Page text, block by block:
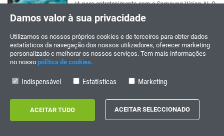
IA para entretenimento com a Samsung Vision AI. O
parceiro de uma nova era.Experimente o verdadeiro
poder da imagem com a...
285,00€
Antes: 499,00€
TQ55Q7FAAUXXC UltraHD 4K Quantum
Samsung
Damos valor à sua privacidade
Utilizamos os nossos próprios cookies e de terceiros para obter dados
estatísticos da navegação dos nossos utilizadores, oferecer marketing
personalizado e melhorar os nossos serviços. Tem mais informações
no nosso política de cookies.
Indispensável Estatísticas Marketing